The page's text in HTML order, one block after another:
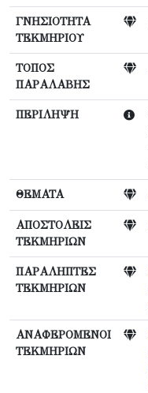
ΓΝΗΣΙΟΤΗΤΑ
ΤΕΚΜΗΡΙΟΥ
ΤΟΠΟΣ
ΠΑΡΑΛΑΒΗΣ
ΠΕΡΙΛΗΨΗ
ΘΕΜΑΤΑ
ΑΠΟΣΤΟΛΕΙΣ
ΤΕΚΜΗΡΙΩΝ
ΠΑΡΑΛΗΠΤΕΣ
ΤΕΚΜΗΡΙΩΝ
ΑΝΑΦΕΡΟΜΕΝΟΙ
ΤΕΚΜΗΡΙΩΝ